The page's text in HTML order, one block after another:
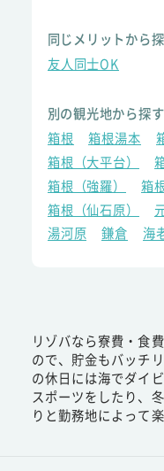
同じメリットから
友人同士OK
別の観光地から探す
箱根
箱根湯本
箱根（大平台）
箱根（強羅）
箱
箱根（仙石原）
湯河原
鎌倉 海
リゾバなら寮費・食
ので、貯金もバッチ
の休日には海でダイ
スポーツをしたり、
りと勤務地によって